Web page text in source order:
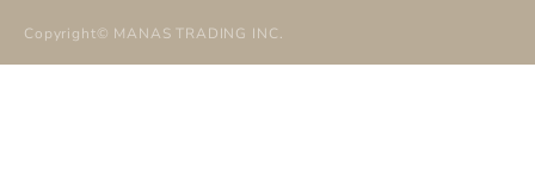
Copyright© MANAS TRADING INC.